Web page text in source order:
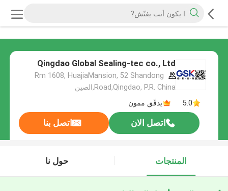
Qingdao Global Sealing-tec co., Ltd
Rm 1608, HuajiaMansion, 52 Shandong
Road,Qingdao, P.R. China,الصين
5.0
يدقّق ممون
اتصل الان اتصل بنا
المنتجات حول نا